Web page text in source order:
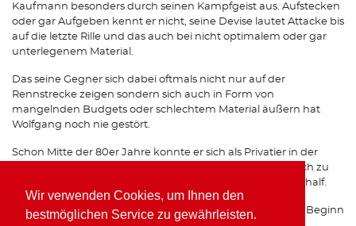
Wir verwenden Cookies, um Ihnen den
bestmöglichen Service zu gewährleisten.
Kaufmann besonders durch seinen Kampfgeist aus. Aufstecken
oder gar Aufgeben kennt er nicht, seine Devise lautet Attacke bis
auf die letzte Rille und das auch bei nicht optimalem oder gar
unterlegenem Material.
Das seine Gegner sich dabei oftmals nicht nur auf der
Rennstrecke zeigen sondern sich auch in Form von
mangelnden Budgets oder schlechtem Material äußern hat
Wolfgang noch nie gestört.
Schon Mitte der 80er Jahre konnte er sich als Privatier in der
Formel 3 gehörigen Respekt einfahren, was Ihm schließlich zu
einem Opel Werksvertrag im Team von Horst Schübel verhalf.
Spätestens seit seinen Erfolgen mit Freisinger Porsche zu Beginn